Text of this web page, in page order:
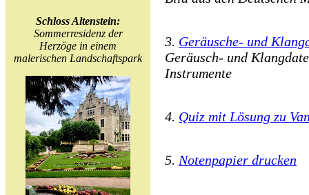
Schloss Altenstein:
Sommerresidenz der
Herzöge in einem
malerischen Landschaftspark
3. Geräusche- und
Geräusch- und
Instrumente
4. Quiz mit Lösung zu
5. Notenpapier drucken